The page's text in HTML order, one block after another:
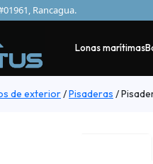
Rancagua.
Lonas marítimas
de exterior/Pisaderas /